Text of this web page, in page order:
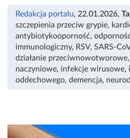
Redakcja portalu, 22.01.2026,
szczepienia przeciw grypie,
antybiotykooporność,
immunologiczny, RSV, SARS-
działanie przeciwnowotworowe,
naczyniowe, infekcje wirusowe,
oddechowego, demencja,